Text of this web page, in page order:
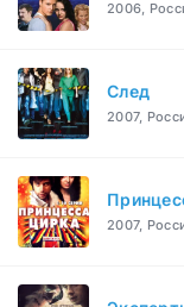
2006,
След
2007,
2007,